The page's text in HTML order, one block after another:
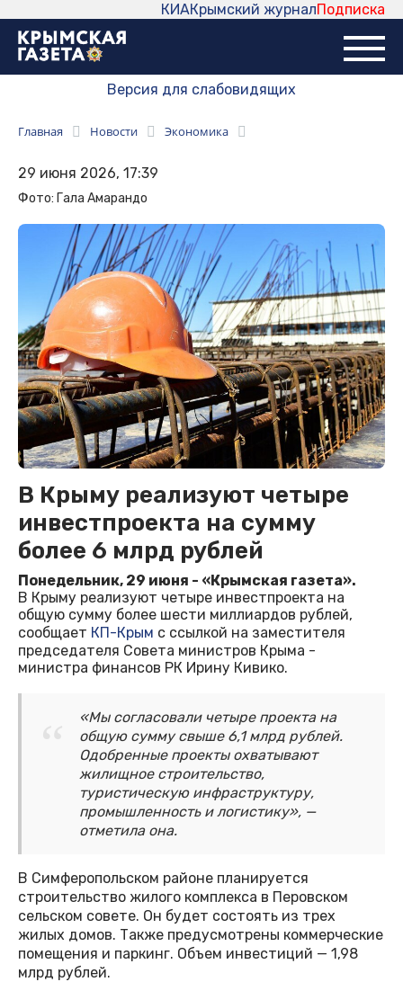
Подписка
Крымский журнал
КИА
Версия для слабовидящих
Главная Новости Экономика
29 июня 2026, 17:39
Фото: Гала Амарандо
В Крыму реализуют четыре
инвестпроекта на сумму
более 6 млрд рублей
Понедельник, 29 июня - «Крымская газета».
В Крыму реализуют четыре инвестпроекта на
общую сумму более шести миллиардов рублей,
сообщает КП-Крым с ссылкой на заместителя
председателя Совета министров Крыма -
министра финансов РК Ирину Кивико.
«Мы согласовали четыре проекта на
общую сумму свыше 6,1 млрд рублей.
Одобренные проекты охватывают
жилищное строительство,
туристическую инфраструктуру,
промышленность и логистику», —
отметила она.
В Симферопольском районе планируется
строительство жилого комплекса в Перовском
сельском совете. Он будет состоять из трех
жилых домов. Также предусмотрены коммерческие
помещения и паркинг. Объем инвестиций — 1,98
млрд рублей.